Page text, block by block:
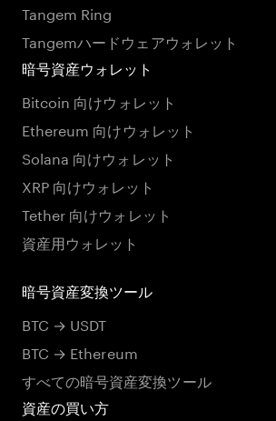
Tangem Ring
Tangemハードウェアウォレット
暗号資産ウォレット
Bitcoin 向けウォレット
Ethereum 向けウォレット
Solana 向けウォレット
XRP 向けウォレット
Tether 向けウォレット
資産用ウォレット
暗号資産変換ツール
BTC → USDT
BTC → Ethereum
すべての暗号資産変換ツール
資産の買い方